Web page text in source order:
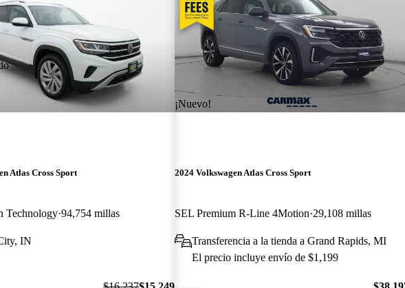
Atlas Cross Sport
Technology 94,754 millas
IN
¡Nuevo!
2024 Volkswagen Atlas Cross Sport
SEL Premium R-Line 4Motion 29,108 millas
Transferencia a la tienda a Grand Rapids, MI
El precio incluye envío de $1,199